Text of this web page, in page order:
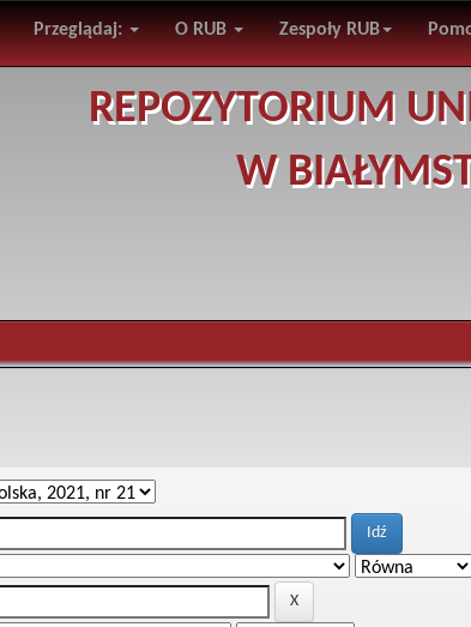
Przeglądaj: O RUB Zespoły RUB
REPOZYTORIUM
W